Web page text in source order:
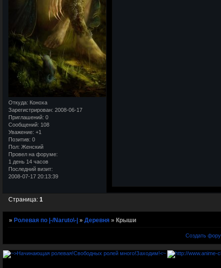
Откуда: Коноха
Зарегистрирован: 2008-06-17
Приглашений: 0
Сообщений: 108
Уважение: +1
Позитив: 0
Пол: Женский
Провел на форуме:
1 день 14 часов
Последний визит:
2008-07-17 20:13:39
Страница:1
»Ролевая по |-/Naruto\-| »Деревня »Крыши
Создать